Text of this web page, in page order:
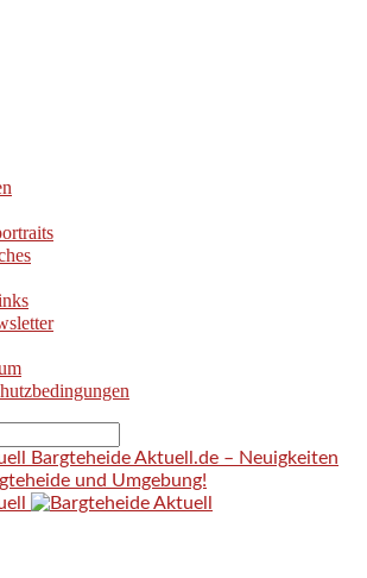
Bargteheide Aktuell.de – Neuigkeiten
und Umgebung!